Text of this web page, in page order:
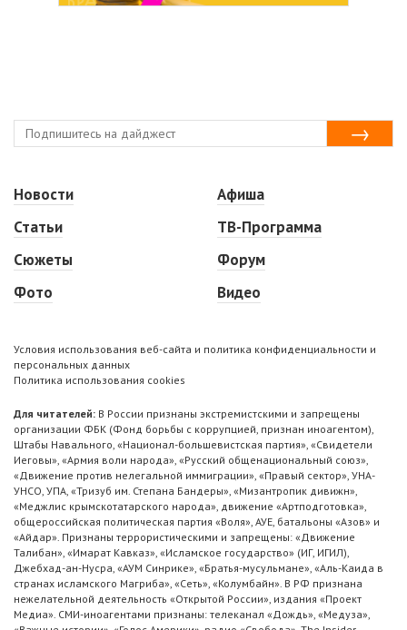
Новости
Статьи
Сюжеты
Фото
Афиша
ТВ-Программа
Форум
Видео
Условия использования веб-сайта и политика конфиденциальности и
персональных данных
Политика использования cookies
Для читателей: В России признаны экстремистскими и запрещены
организации ФБК (Фонд борьбы с коррупцией, признан иноагентом),
Штабы Навального, «Национал-большевистская партия», «Свидетели
Иеговы», «Армия воли народа», «Русский общенациональный союз»,
«Движение против нелегальной иммиграции», «Правый сектор», УНА-
УНСО, УПА, «Тризуб им. Степана Бандеры», «Мизантропик дивижн»,
«Меджлис крымскотатарского народа», движение «Артподготовка»,
общероссийская политическая партия «Воля», АУЕ, батальоны «Азов» и
«Айдар». Признаны террористическими и запрещены: «Движение
Талибан», «Имарат Кавказ», «Исламское государство» (ИГ, ИГИЛ),
Джебхад-ан-Нусра, «АУМ Синрике», «Братья-мусульмане», «Аль-Каида в
странах исламского Магриба», «Сеть», «Колумбайн». В РФ признана
нежелательной деятельность «Открытой России», издания «Проект
Медиа». СМИ-иноагентами признаны: телеканал «Дождь», «Медуза»,